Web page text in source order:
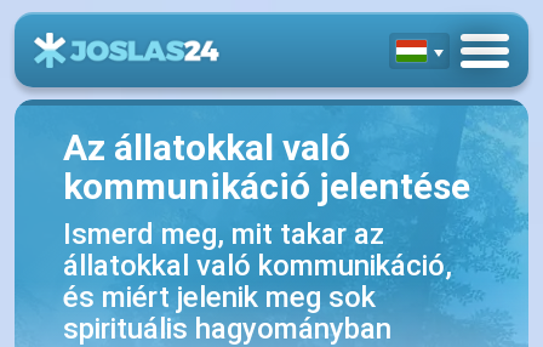
Az állatokkal való
kommunikáció jelentése
Ismerd meg, mit takar az
állatokkal való kommunikáció,
és miért jelenik meg sok
spirituális hagyományban